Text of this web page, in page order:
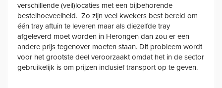
verschillende (veil)locaties met een bijbehorende
bestelhoeveelheid. Zo zijn veel kwekers best bereid om
één tray aftuin te leveren maar als diezelfde tray
afgeleverd moet worden in Herongen dan zou er een
andere prijs tegenover moeten staan. Dit probleem wordt
voor het grootste deel veroorzaakt omdat het in de sector
gebruikelijk is om prijzen inclusief transport op te geven.